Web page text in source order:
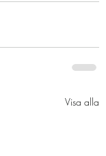
Visa alla